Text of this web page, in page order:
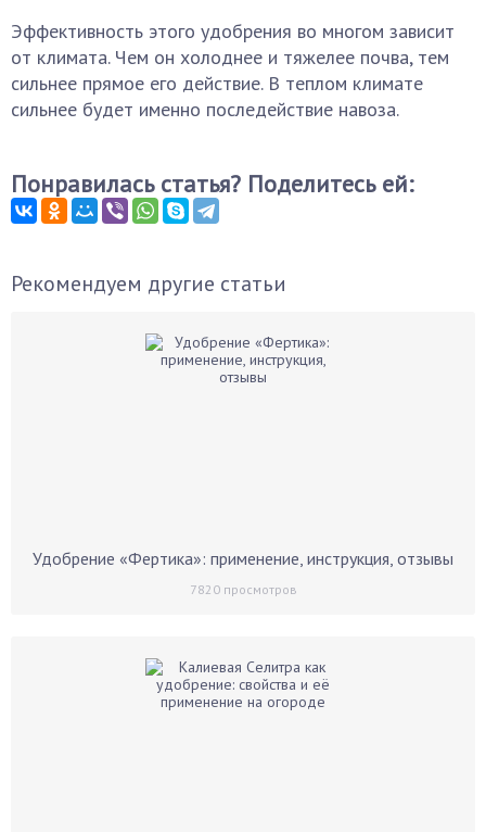
Эффективность этого удобрения во многом зависит
от климата. Чем он холоднее и тяжелее почва, тем
сильнее прямое его действие. В теплом климате
сильнее будет именно последействие навоза.
Понравилась статья? Поделитесь ей:
Рекомендуем другие статьи
Удобрение «Фертика»: применение, инструкция, отзывы
7820просмотров